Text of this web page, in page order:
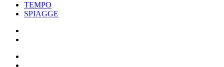
TEMPO
SPIAGGE